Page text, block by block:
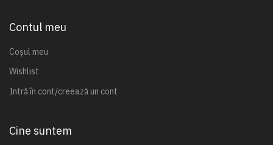
Contul meu
Coșul meu
Wishlist
Intră în cont/creează un cont
Cine suntem